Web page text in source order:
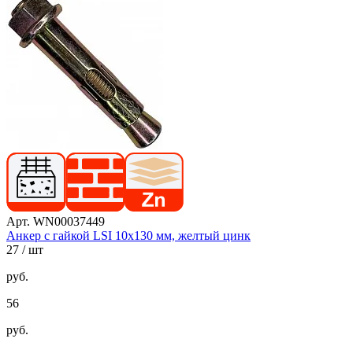
Арт. WN00037449
Анкер с гайкой LSI 10х130 мм, желтый цинк
27 / шт
руб.
56
руб.